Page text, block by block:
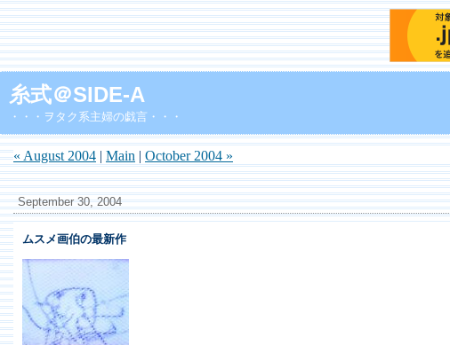
糸式＠SIDE-A
・・・ヲタク系主婦の戯言・・・
« August 2004 | Main | October 2004 »
September 30, 2004
ムスメ画伯の最新作